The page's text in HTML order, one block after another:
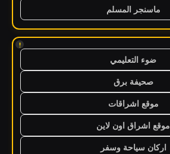
ماسنجر المسلم
!
ضوء التعليمي
صحيفة برق
موقع اشراقات
موقع اشراق اون لاين
اركان سياحة وسفر